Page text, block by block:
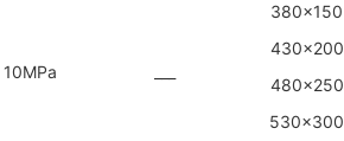
380x150
430x200
480x250
530x300